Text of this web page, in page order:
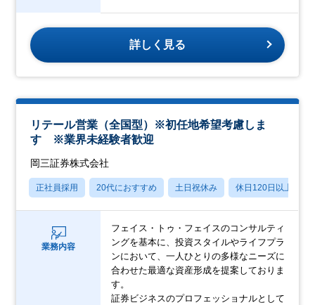
詳しく見る
リテール営業（全国型）※初任地希望考慮しま
す ※業界未経験者歓迎
岡三証券株式会社
正社員採用 20代におすすめ 土日祝休み 休日120日以上
業務内容
フェイス・トゥ・フェイスのコンサルティ
ングを基本に、投資スタイルやライフプラ
ンにおいて、一人ひとりの多様なニーズに
合わせた最適な資産形成を提案しておりま
す。
証券ビジネスのプロフェッショナルとして